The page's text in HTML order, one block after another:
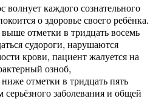
волнует каждого сознательного
о здоровье своего ребёнка.
выше отметки в тридцать восемь
судороги, нарушаются
крови, пациент жалуется на
озноб,
отметки в тридцать пять
заболевания и общей